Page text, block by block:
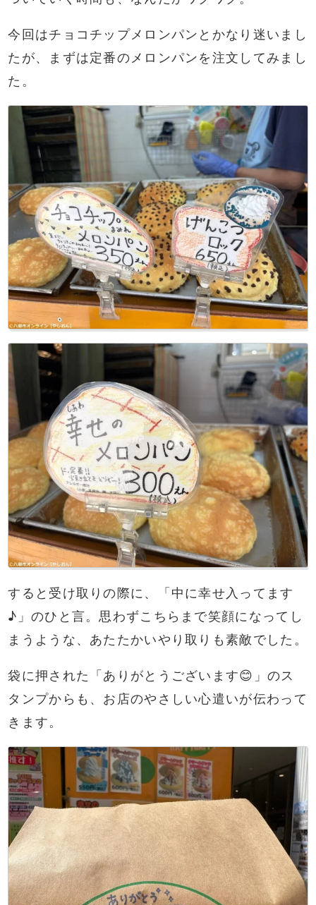
今回はチョコチップメロンパンとかなり迷いまし
たが、まずは定番のメロンパンを注文してみまし
た。
すると受け取りの際に、「中に幸せ入ってます
♪」のひと言。思わずこちらまで笑顔になってし
まうような、あたたかいやり取りも素敵でした。
袋に押された「ありがとうございます😊」のス
タンプからも、お店のやさしい心遣いが伝わって
きます。